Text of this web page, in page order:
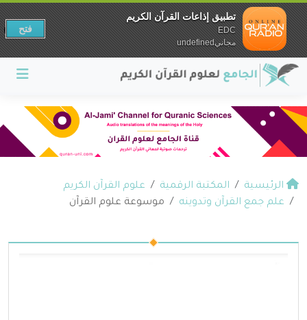
الرئيسية المكتبة الرقمية
علوم القرآن الكريم
علم جمع القرآن وتدوينه
موسوعة علوم القرآن
تطبيق إذاعات القرآن الكريم
EDC
مجانيundefined
فتح